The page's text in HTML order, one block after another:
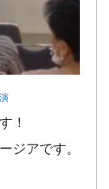
！
ジアです。